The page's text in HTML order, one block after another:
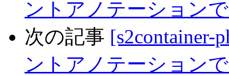
ントアノテーション
次の記事 [s2container-
ントアノテーション